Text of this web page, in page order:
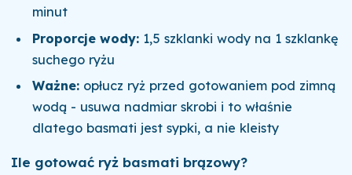
minut
Proporcje wody: 1,5 szklanki wody na 1 szklankę
suchego ryżu
Ważne: opłucz ryż przed gotowaniem pod zimną
wodą - usuwa nadmiar skrobi i to właśnie
dlatego basmati jest sypki, a nie kleisty
Ile gotować ryż basmati brązowy?